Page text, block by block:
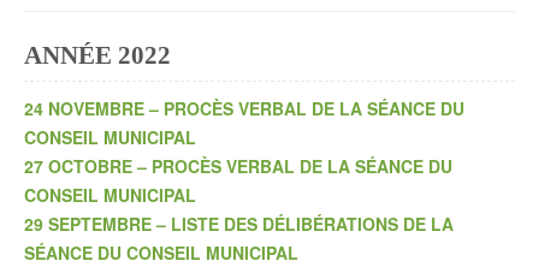
ANNÉE 2022
24 NOVEMBRE – PROCÈS VERBAL DE LA SÉANCE DU
CONSEIL MUNICIPAL
27 OCTOBRE – PROCÈS VERBAL DE LA SÉANCE DU
CONSEIL MUNICIPAL
29 SEPTEMBRE – LISTE DES DÉLIBÉRATIONS DE LA
SÉANCE DU CONSEIL MUNICIPAL